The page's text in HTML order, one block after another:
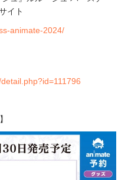
イト
animate-2024/